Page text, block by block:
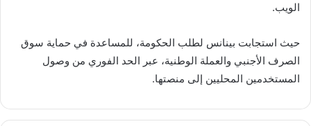
الويب.
حيث استجابت بينانس لطلب الحكومة، للمساعدة في حماية سوق
الصرف الأجنبي والعملة الوطنية، عبر الحد الفوري من وصول
المستخدمين المحليين إلى منصتها.